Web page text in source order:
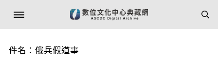
件名：俄兵假道事